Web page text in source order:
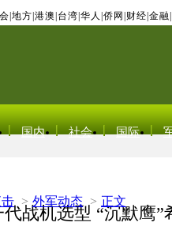
地方 港澳 台湾 华人 侨网 财经 金融
国内 社会 国际
> 外军动态 > 正文
战机选型 “沉默鹰”